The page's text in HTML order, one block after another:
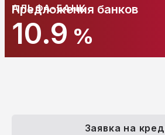
АЛЬФА-БАНК
10.9 %
Предложения банков
Заявка на